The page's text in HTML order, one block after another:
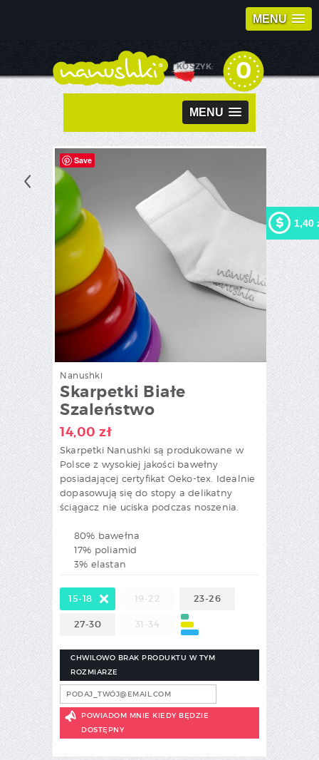
MENU
KOSZYK: 0
MENU
Save
Nanushki
Skarpetki Białe
Szaleństwo
14,00 zł
Skarpetki Nanushki są produkowane w
Polsce z wysokiej jakości bawełny
posiadającej certyfikat Oeko-tex. Idealnie
dopasowują się do stopy a delikatny
ściągacz nie uciska podczas noszenia.
80% bawełna
17% poliamid
3% elastan
15-18 19-22 23-26
27-30 31-34
CHWILOWO BRAK PRODUKTU W TYM
ROZMIARZE
POWIADOM MNIE KIEDY BĘDZIE
DOSTĘPNY
1,40
Kupując ten produkt możesz
otrzymać
1,40 zł
programie lojalnościowym.
Twój koszyk wyniesie1,40
, które będzie można
zamienić na kupon